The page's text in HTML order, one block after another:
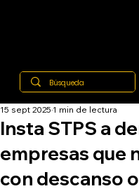
Insta STPS a
empresas que
con descanso
15 sept 2025 1 min de lectura